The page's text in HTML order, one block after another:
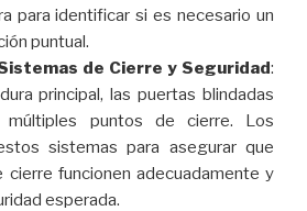
para identificar si es necesario un
puntual.
de Cierre y Seguridad:
principal, las puertas blindadas
múltiples puntos de cierre. Los
sistemas para asegurar que
funcionen adecuadamente y
esperada.